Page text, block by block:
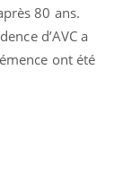
80 ans.
d’AVC a
ont été